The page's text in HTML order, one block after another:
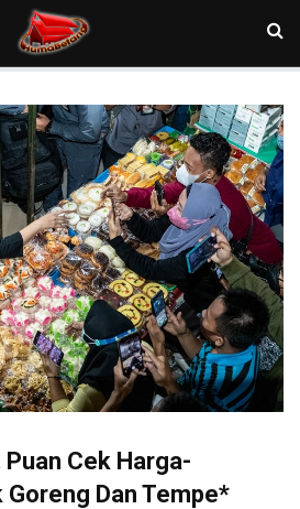
Cek Harga-
Dan Tempe*